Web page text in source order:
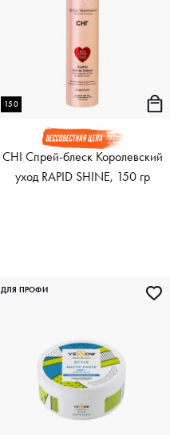
150
CHI Спрей-блеск Королевский
уход RAPID SHINE, 150 гр
ДЛЯ ПРОФИ